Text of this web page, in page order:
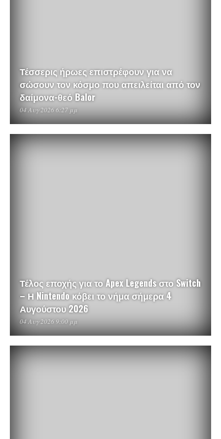
Τέσσερις ήρωες επιστρέφουν για να
σώσουν τον κόσμο που απειλείται από τον
δαίμονα-θεό Balor
04 Αυγ 2026 6:27 μμ
Τέλος εποχής για το Apex Legends στο Switch
– Η Nintendo κόβει το νήμα σήμερα 4
Αυγούστου 2026
04 Αυγ 2026 9:00 μμ